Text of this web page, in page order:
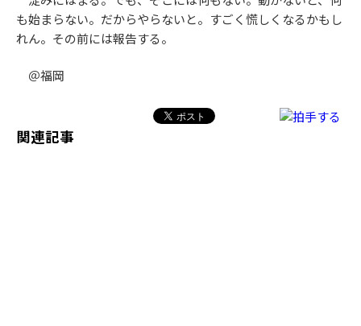
も始まらない。だからやらないと。すごく慌しくなるかもし
れん。その前には報告する。
＠福岡
関連記事